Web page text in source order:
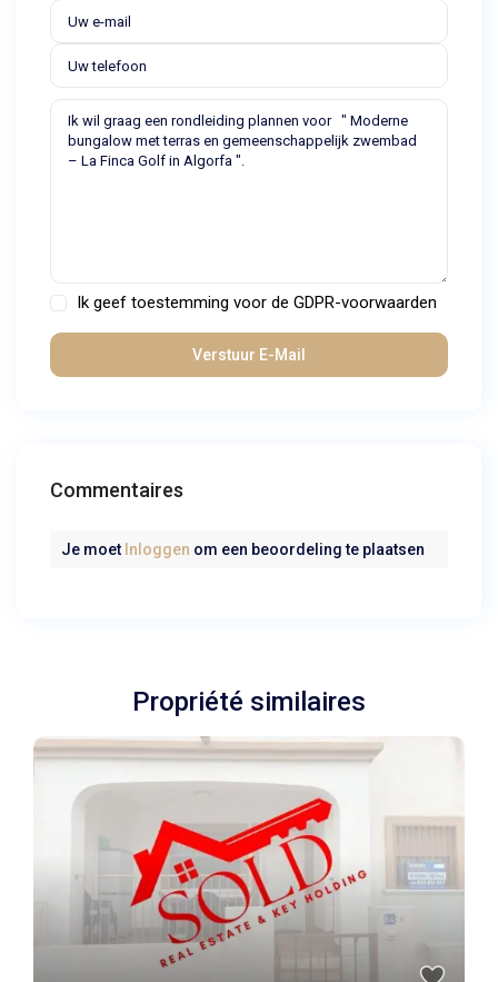
Ik geef toestemming voor deGDPR-voorwaarden
Commentaires
Je moet Inloggen om een beoordeling te plaatsen
Propriété similaires